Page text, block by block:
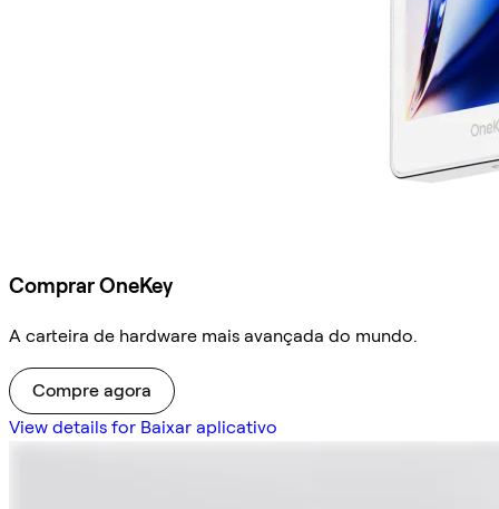
Comprar OneKey
A carteira de hardware mais avançada do mundo.
Compre agora
View details for Baixar aplicativo